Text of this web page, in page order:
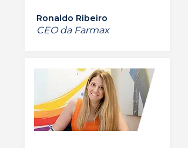
Ronaldo Ribeiro
CEO da Farmax